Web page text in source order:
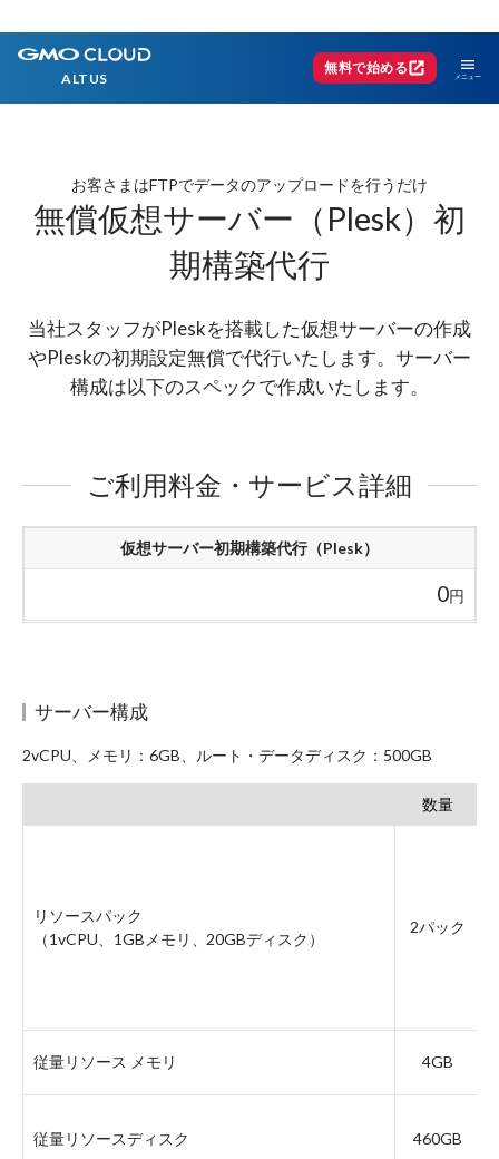
ALTUS
無料で始めるopen_in_new menu
お客さまはFTPでデータのアップロードを行うだけ
無償仮想サーバー（Plesk）初
期構築代行
当社スタッフがPleskを搭載した仮想サーバーの作成
やPleskの初期設定無償で代行いたします。 サーバー
構成は以下のスペックで作成いたします。
ご利用料金・サービス詳細
仮想サーバー初期構築代行（Plesk）
0円
サーバー構成
2vCPU、メモリ：6GB、ルート・データディスク：500GB
数量
リソースパック
（1vCPU、1GBメモリ、20GBディスク）
2パック
従量リソース メモリ 4GB
従量リソースディスク 460GB